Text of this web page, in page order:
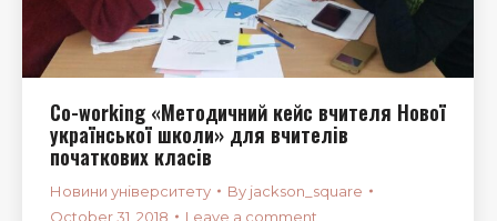
Co-working «Методичний кейс вчителя Нової
української школи» для вчителів
початкових класів
Новини університету By jackson_square
October 31, 2018
Leave a comment